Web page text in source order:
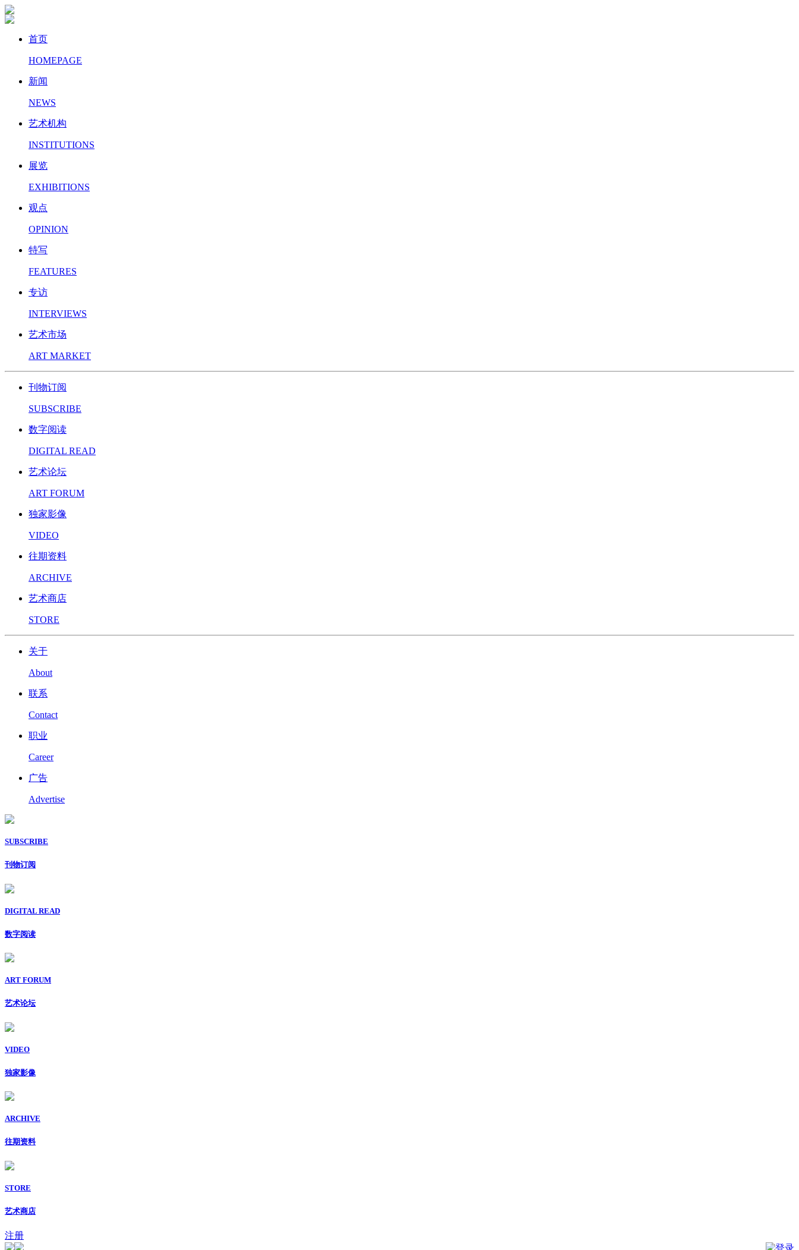
首页
HOMEPAGE
新闻
NEWS
艺术机构
INSTITUTIONS
展览
EXHIBITIONS
观点
OPINION
特写
FEATURES
专访
INTERVIEWS
艺术市场
ART MARKET
刊物订阅
SUBSCRIBE
数字阅读
DIGITAL READ
艺术论坛
ART FORUM
独家影像
VIDEO
往期资料
ARCHIVE
艺术商店
STORE
关于
About
联系
Contact
职业
Career
广告
Advertise
SUBSCRIBE
刊物订阅
DIGITAL READ
数字阅读
ART FORUM
艺术论坛
VIDEO
独家影像
ARCHIVE
往期资料
STORE
艺术商店
注册
登录